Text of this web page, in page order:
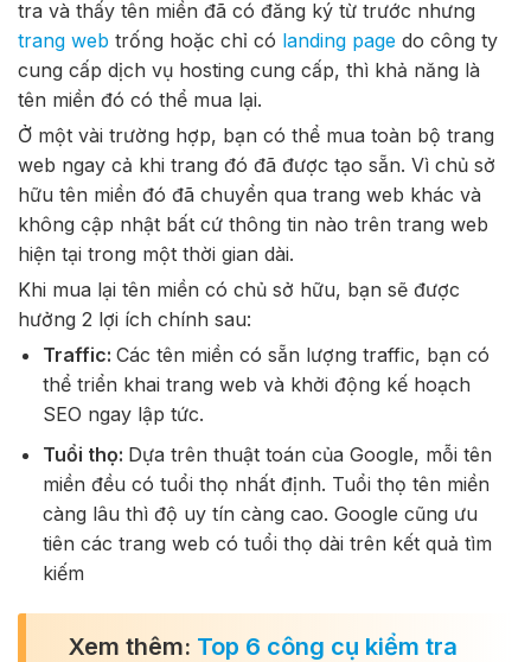
tra và thấy tên miền đã có đăng ký từ trước nhưng
trang web trống hoặc chỉ có landing page do công ty
cung cấp dịch vụ hosting cung cấp, thì khả năng là
tên miền đó có thể mua lại.
Ở một vài trường hợp, bạn có thể mua toàn bộ trang
web ngay cả khi trang đó đã được tạo sẵn. Vì chủ sở
hữu tên miền đó đã chuyển qua trang web khác và
không cập nhật bất cứ thông tin nào trên trang web
hiện tại trong một thời gian dài.
Khi mua lại tên miền có chủ sở hữu, bạn sẽ được
hưởng 2 lợi ích chính sau:
Traffic: Các tên miền có sẵn lượng traffic, bạn có
thể triển khai trang web và khởi động kế hoạch
SEO ngay lập tức.
Tuổi thọ: Dựa trên thuật toán của Google, mỗi tên
miền đều có tuổi thọ nhất định. Tuổi thọ tên miền
càng lâu thì độ uy tín càng cao. Google cũng ưu
tiên các trang web có tuổi thọ dài trên kết quả tìm
kiếm
Xem thêm: Top 6 công cụ kiểm tra